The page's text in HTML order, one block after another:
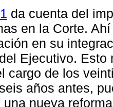
da cuenta del
en la Corte.
en su
Ejecutivo. Esto
cargo de los
años antes,
una nueva